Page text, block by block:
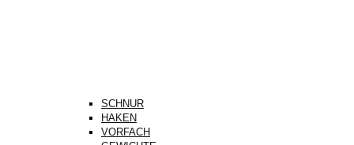
SCHNUR
HAKEN
VORFACH